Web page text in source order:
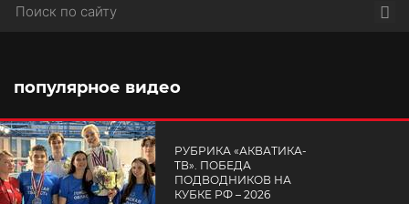
популярное видео
РУБРИКА «АКВАТИКА-
TВ». ПОБЕДА
ПОДВОДНИКОВ НА
КУБКЕ РФ – 2026